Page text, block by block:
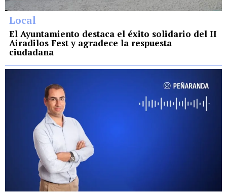
Local
El Ayuntamiento destaca el éxito solidario del II
Airadilos Fest y agradece la respuesta
ciudadana